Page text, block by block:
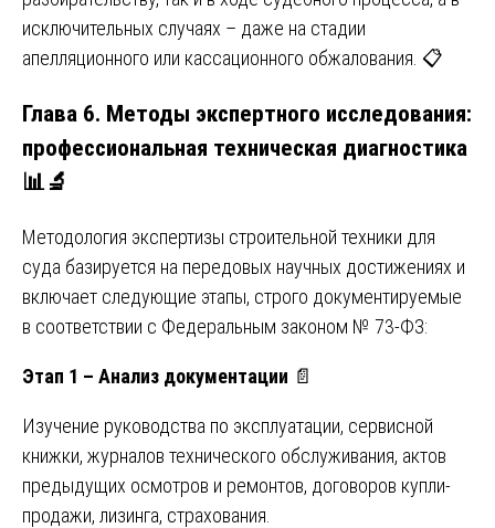
исключительных случаях – даже на стадии
апелляционного или кассационного обжалования. 📋
Глава 6. Методы экспертного исследования:
профессиональная техническая диагностика
📊🔬
Методология экспертизы строительной техники для
суда базируется на передовых научных достижениях и
включает следующие этапы, строго документируемые
в соответствии с Федеральным законом № 73-ФЗ:
Этап 1 – Анализ документации 📄
Изучение руководства по эксплуатации, сервисной
книжки, журналов технического обслуживания, актов
предыдущих осмотров и ремонтов, договоров купли-
продажи, лизинга, страхования.